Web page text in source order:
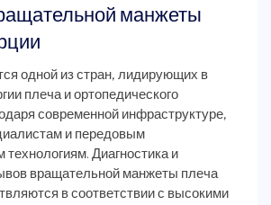
манжеты
одной из стран, лидирующих в
плеча и ортопедического
современной инфраструктуре,
и передовым
технологиям. Диагностика и
вращательной манжеты плеча
в соответствии с высокими